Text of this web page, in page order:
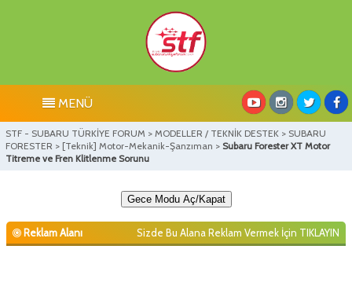
MENÜ
STF - SUBARU TÜRKİYE FORUM > MODELLER / TEKNİK DESTEK > SUBARU
FORESTER > [Teknik] Motor-Mekanik-Şanzıman > Subaru Forester XT Motor
Titreme ve Fren Klitlenme Sorunu
Gece Modu Aç/Kapat
Reklam Alanı Sizde Bu Alana Reklam Vermek İçin TIKLAYIN